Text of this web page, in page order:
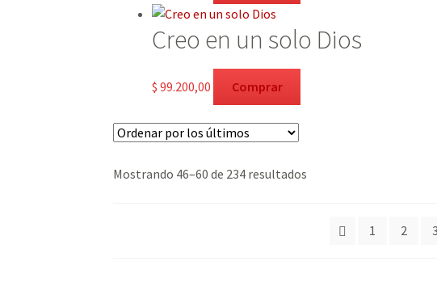
Creo en un solo Dios
$ 99.200,00 Comprar
Mostrando 46–60 de 234 resultados
últimos
1 2 3